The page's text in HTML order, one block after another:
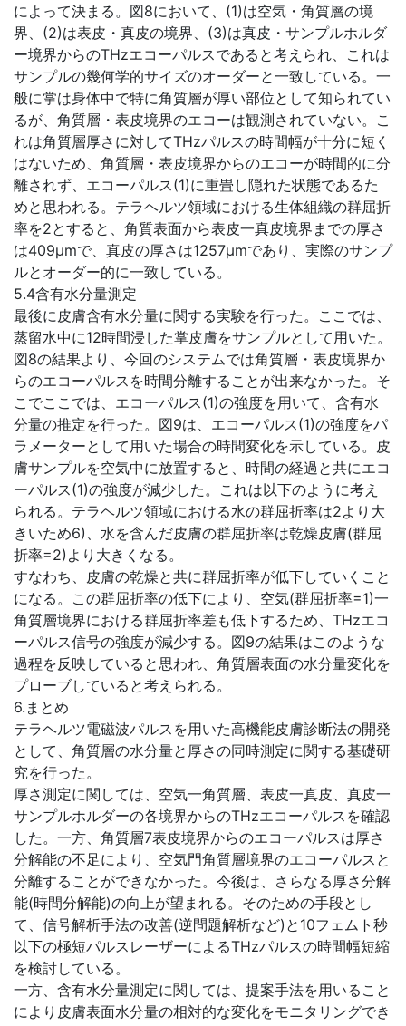
によって決まる。図8において、(1)は空気・角質層の境
界、(2)は表皮・真皮の境界、(3)は真皮・サンプルホルダ
ー境界からのTHzエコーパルスであると考えられ、これは
サンプルの幾何学的サイズのオーダーと一致している。一
般に掌は身体中で特に角質層が厚い部位として知られてい
るが、角質層・表皮境界のエコーは観測されていない。こ
れは角質層厚さに対してTHzパルスの時間幅が十分に短く
はないため、角質層・表皮境界からのエコーが時間的に分
離されず、エコーパルス(1)に重畳し隠れた状態であるた
めと思われる。テラヘルツ領域における生体組織の群屈折
率を2とすると、角質表面から表皮一真皮境界までの厚さ
は409μmで、真皮の厚さは1257μmであり、実際のサンプ
ルとオーダー的に一致している。
5.4含有水分量測定
最後に皮膚含有水分量に関する実験を行った。ここでは、
蒸留水中に12時間浸した掌皮膚をサンプルとして用いた。
図8の結果より、今回のシステムでは角質層・表皮境界か
らのエコーパルスを時間分離することが出来なかった。そ
こでここでは、エコーパルス(1)の強度を用いて、含有水
分量の推定を行った。図9は、エコーパルス(1)の強度をパ
ラメーターとして用いた場合の時間変化を示している。皮
膚サンプルを空気中に放置すると、時間の経過と共にエコ
ーパルス(1)の強度が減少した。これは以下のように考え
られる。テラヘルツ領域における水の群屈折率は2より大
きいため6)、水を含んだ皮膚の群屈折率は乾燥皮膚(群屈
折率=2)より大きくなる。
すなわち、皮膚の乾燥と共に群屈折率が低下していくこと
になる。この群屈折率の低下により、空気(群屈折率=1)一
角質層境界における群屈折率差も低下するため、THzエコ
ーパルス信号の強度が減少する。図9の結果はこのような
過程を反映していると思われ、角質層表面の水分量変化を
プローブしていると考えられる。
6.まとめ
テラヘルツ電磁波パルスを用いた高機能皮膚診断法の開発
として、角質層の水分量と厚さの同時測定に関する基礎研
究を行った。
厚さ測定に関しては、空気一角質層、表皮一真皮、真皮一
サンプルホルダーの各境界からのTHzエコーパルスを確認
した。一方、角質層7表皮境界からのエコーパルスは厚さ
分解能の不足により、空気門角質層境界のエコーパルスと
分離することができなかった。今後は、さらなる厚さ分解
能(時間分解能)の向上が望まれる。そのための手段とし
て、信号解析手法の改善(逆問題解析など)と10フェムト秒
以下の極短パルスレーザーによるTHzパルスの時間幅短縮
を検討している。
一方、含有水分量測定に関しては、提案手法を用いること
により皮膚表面水分量の相対的な変化をモニタリングでき